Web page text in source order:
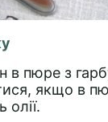
в пюре з
якщо в
олії.